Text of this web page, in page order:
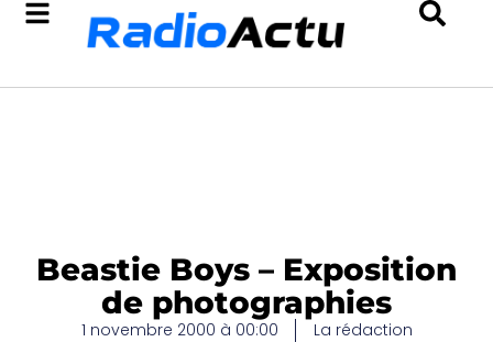
Beastie Boys – Exposition
de photographies
1 novembre 2000 à 00:00 La rédaction